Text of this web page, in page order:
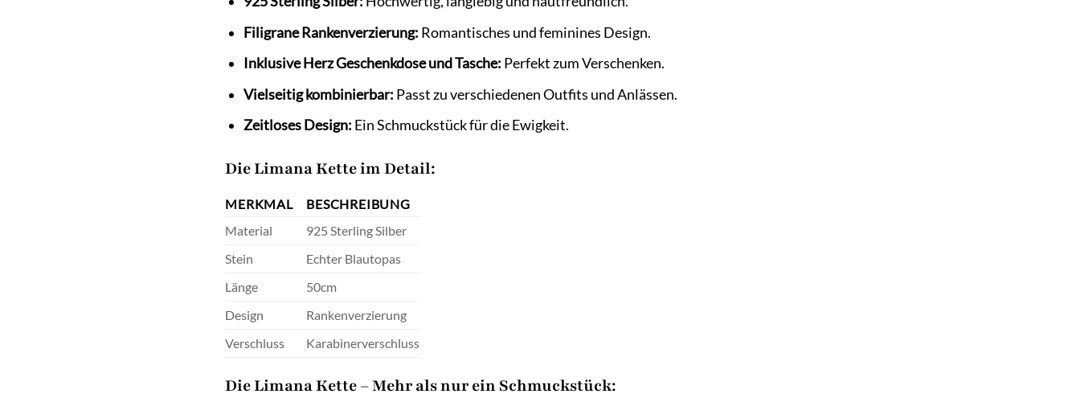
Filigrane Rankenverzierung: Romantisches und feminines Design.
Inklusive Herz Geschenkdose und Tasche: Perfekt zum Verschenken.
Vielseitig kombinierbar: Passt zu verschiedenen Outfits und Anlässen.
Zeitloses Design: Ein Schmuckstück für die Ewigkeit.
Die Limana Kette im Detail:
MERKMAL
BESCHREIBUNG
Material
925 Sterling Silber
Stein
Echter Blautopas
Länge
50cm
Design
Rankenverzierung
Verschluss
Karabinerverschluss
Die Limana Kette – Mehr als nur ein Schmuckstück: